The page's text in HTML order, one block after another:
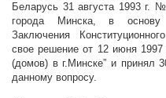
Беларусь 31 августа 1993 г. №
города Минска, в основу
Заключения
свое решение от 12 июня 1997
(домов) в г.Минске” и принял
данному вопросу.